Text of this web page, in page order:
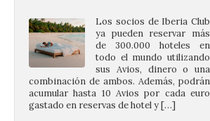
todo el mundo utilizando
sus Avios, dinero o una
combinación de ambos. Además, podrán
acumular hasta 10 Avios por cada euro
gastado en reservas de hotel y […]